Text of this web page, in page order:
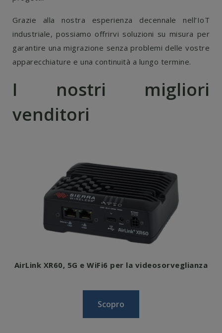
Grazie alla nostra esperienza decennale nell’IoT
industriale, possiamo offrirvi soluzioni su misura per
garantire una migrazione senza problemi delle vostre
apparecchiature e una continuità a lungo termine.
I nostri migliori
venditori
AirLink XR60, 5G e WiFi6 per la videosorveglianza
Scopro